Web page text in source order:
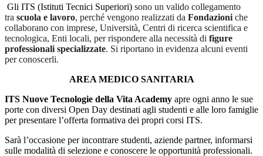
Gli ITS (Istituti Tecnici Superiori) sono un valido collegamento
tra scuola e lavoro, perché vengono realizzati da Fondazioni che
collaborano con imprese, Università, Centri di ricerca scientifica e
tecnologica, Enti locali, per rispondere alla necessità di figure
professionali specializzate. Si riportano in evidenza alcuni eventi
per conoscerli.
AREA MEDICO SANITARIA
ITS Nuove Tecnologie della Vita Academy apre ogni anno le sue
porte con diversi Open Day destinati agli studenti e alle loro famiglie
per presentare l’offerta formativa dei propri corsi ITS.
Sarà l’occasione per incontrare studenti, aziende partner, informarsi
sulle modalità di selezione e conoscere le opportunità professionali.